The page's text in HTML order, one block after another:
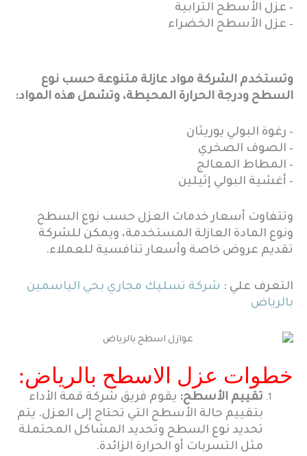
– عزل الأسطح الترابية
– عزل الأسطح الخضراء
وتستخدم الشركة مواد عازلة متنوعة حسب نوع
السطح ودرجة الحرارة المحيطة، وتشمل هذه المواد:
– رغوة البولي يوريثان
– الصوف الصخري
– المطاط المعالج
– أغشية البولي إثيلين
وتتفاوت أسعار خدمات العزل حسب نوع السطح
ونوع المادة العازلة المستخدمة، ويمكن للشركة
تقديم عروض خاصة وأسعار تنافسية للعملاء.
التعرف علي : شركة تسليك مجاري بحي الياسمين
بالرياض
خطوات عزل الاسطح بالرياض:
تقييم الأسطح: يقوم فريق شركة قمة الأداء
بتقييم حالة الأسطح التي تحتاج إلى العزل. يتم
تحديد نوع السطح وتحديد المشاكل المحتملة
مثل التسربات أو الحرارة الزائدة.